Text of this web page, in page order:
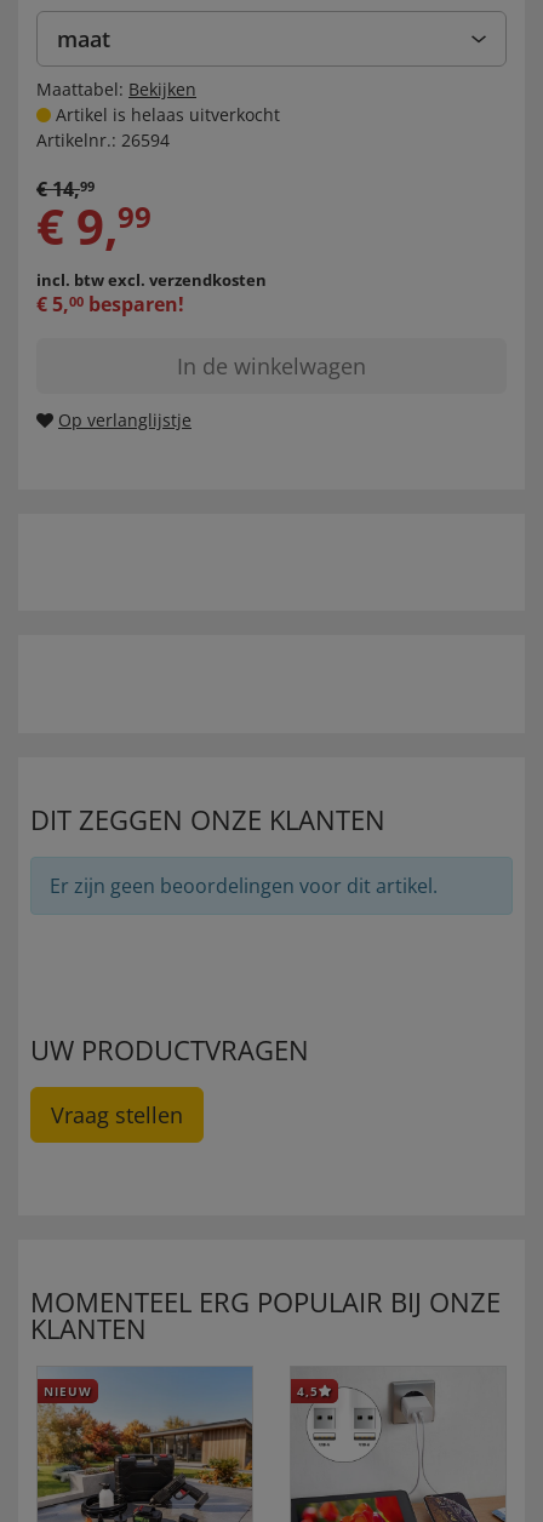
maat
Maattabel: Bekijken
Artikel is helaas uitverkocht
Artikelnr.: 26594
€14,99
€ 9,99
incl. btwexcl. verzendkosten
€ 5,00 besparen!
In de winkelwagen
Op verlanglijstje
DIT ZEGGEN ONZE KLANTEN
Er zijn geen beoordelingen voor dit artikel.
UW PRODUCTVRAGEN
Vraag stellen
MOMENTEEL ERG POPULAIR BIJ ONZE
KLANTEN
NIEUW 4,5